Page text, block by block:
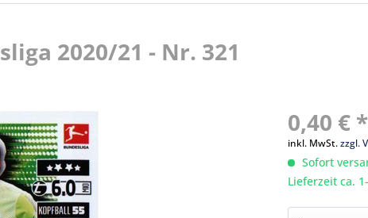
2020/21 - Nr. 321
0,40 € *
inkl. MwSt.zzgl.
Sofort
Lieferzeit ca.